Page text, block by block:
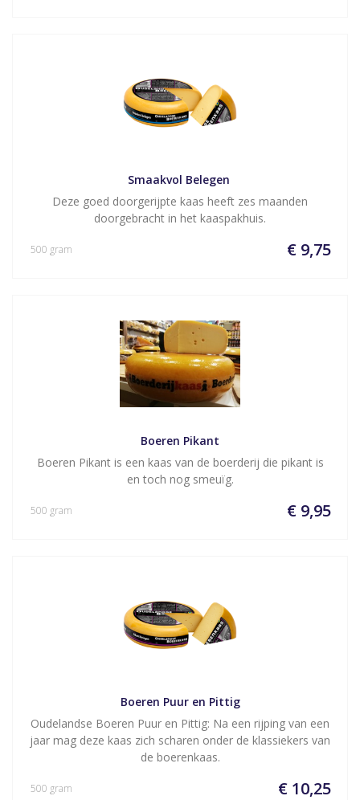
Smaakvol Belegen
Deze goed doorgerijpte kaas heeft zes maanden
doorgebracht in het kaaspakhuis.
€ 9,75
500 gram
Boeren Pikant
Boeren Pikant is een kaas van de boerderij die pikant is
en toch nog smeuïg.
€ 9,95
500 gram
Boeren Puur en Pittig
Oudelandse Boeren Puur en Pittig: Na een rijping van een
jaar mag deze kaas zich scharen onder de klassiekers van
de boerenkaas.
€ 10,25
500 gram